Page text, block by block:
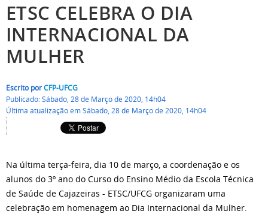
ETSC CELEBRA O DIA
INTERNACIONAL DA
MULHER
Escrito porCFP-UFCG
Publicado: Sábado, 28 de Março de 2020, 14h04
Última atualização em Sábado, 28 de Março de 2020, 14h04
Na última terça-feira, dia 10 de março, a coordenação e os
alunos do 3º ano do Curso do Ensino Médio da Escola Técnica
de Saúde de Cajazeiras - ETSC/UFCG organizaram uma
celebração em homenagem ao Dia Internacional da Mulher.